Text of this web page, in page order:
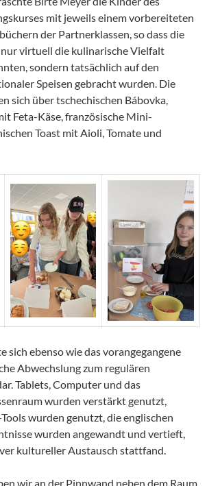
mit jeweils einem vorbereiteten
der Partnerklassen, so dass die
virtuell die kulinarische Vielfalt
sondern tatsächlich auf den
Speisen gebracht wurden. Die
sich über tschechischen Bábovka,
Feta-Käse, französische Mini-
Toast mit Aioli, Tomate und
sich ebenso wie das vorangegangene
Abwechslung zum regulären
Tablets, Computer und das
wurden verstärkt genutzt,
wurden genutzt, die englischen
wurden angewandt und vertieft,
kultureller Austausch stattfand.
wir an der Pinnwand neben dem Raum